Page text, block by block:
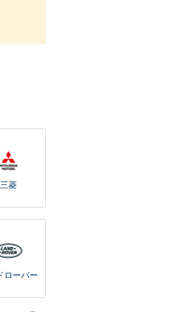
三菱
ローバー